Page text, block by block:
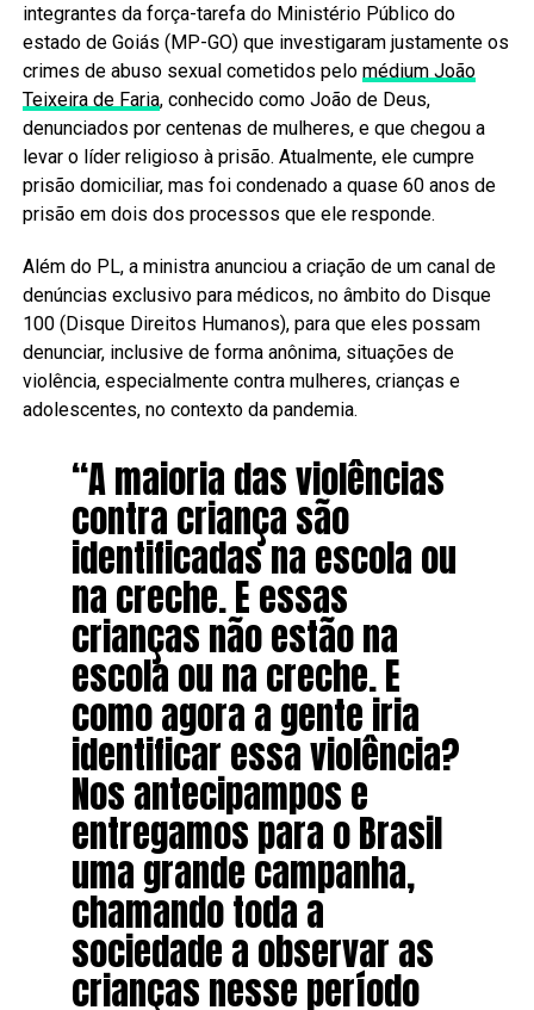
integrantes da força-tarefa do Ministério Público do
estado de Goiás (MP-GO) que investigaram justamente os
crimes de abuso sexual cometidos pelo médium João
Teixeira de Faria, conhecido como João de Deus,
denunciados por centenas de mulheres, e que chegou a
levar o líder religioso à prisão. Atualmente, ele cumpre
prisão domiciliar, mas foi condenado a quase 60 anos de
prisão em dois dos processos que ele responde.
Além do PL, a ministra anunciou a criação de um canal de
denúncias exclusivo para médicos, no âmbito do Disque
100 (Disque Direitos Humanos), para que eles possam
denunciar, inclusive de forma anônima, situações de
violência, especialmente contra mulheres, crianças e
adolescentes, no contexto da pandemia.
“A maioria das violências
contra criança são
identificadas na escola ou
na creche. E essas
crianças não estão na
escola ou na creche. E
como agora a gente iria
identificar essa violência?
Nos antecipampos e
entregamos para o Brasil
uma grande campanha,
chamando toda a
sociedade a observar as
crianças nesse período